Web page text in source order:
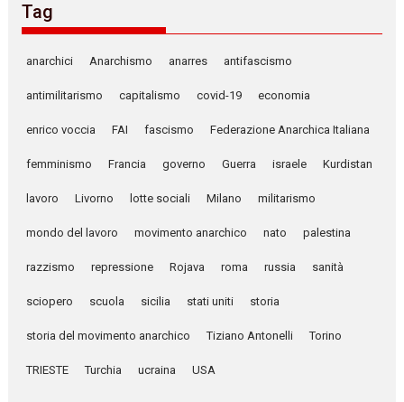
Tag
anarchici Anarchismo anarres antifascismo
antimilitarismo capitalismo covid-19 economia
enrico voccia FAI fascismo Federazione Anarchica Italiana
femminismo Francia governo Guerra israele Kurdistan
lavoro Livorno lotte sociali Milano militarismo
mondo del lavoro movimento anarchico nato palestina
razzismo repressione Rojava roma russia sanità
sciopero scuola sicilia stati uniti storia
storia del movimento anarchico Tiziano Antonelli Torino
TRIESTE Turchia ucraina USA